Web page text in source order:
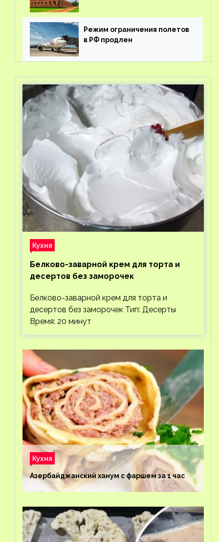
Режим ограничения полетов
в РФ продлен
Кухня
Белково-заварной крем для торта и
десертов без заморочек
Белково-заварной крем для торта и
десертов без заморочек Тип: Десерты
Время: 20 минут
Кухня
Азербайджанский ханум с фаршем за 1 час